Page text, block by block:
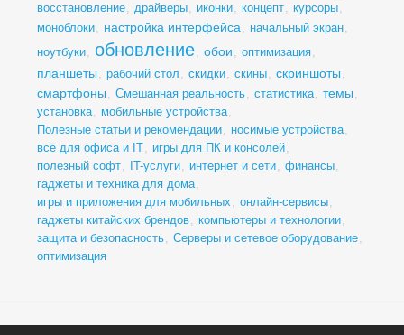
восстановление, драйверы, иконки, концепт, курсоры,
моноблоки, настройка интерфейса, начальный экран,
ноутбуки, обновление, обои , оптимизация,
планшеты , рабочий стол , скидки, скины, скриншоты ,
смартфоны , Смешанная реальность, статистика, темы ,
установка, мобильные устройства,
Полезные статьи и рекомендации, носимые устройства,
всё для офиса и IT, игры для ПК и консолей,
полезный софт, IT-услуги, интернет и сети, финансы,
гаджеты и техника для дома,
игры и приложения для мобильных , онлайн-сервисы,
гаджеты китайских брендов, компьютеры и технологии,
защита и безопасность, Серверы и сетевое оборудование,
оптимизация